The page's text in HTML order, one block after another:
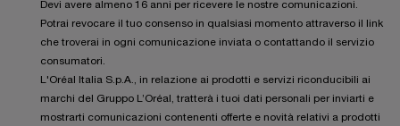
Devi avere almeno 16 anni per ricevere le nostre comunicazioni.
Potrai revocare il tuo consenso in qualsiasi momento attraverso il link
che troverai in ogni comunicazione inviata o contattando il servizio
consumatori.
L'Oréal Italia S.p.A., in relazione ai prodotti e servizi riconducibili ai
marchi del Gruppo L’Oréal, tratterà i tuoi dati personali per inviarti e
mostrarti comunicazioni contenenti offerte e novità relativi a prodotti